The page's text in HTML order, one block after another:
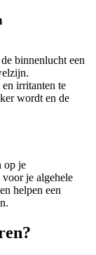
binnenlucht een
irritanten te
wordt en de
op je
voor je algehele
helpen een